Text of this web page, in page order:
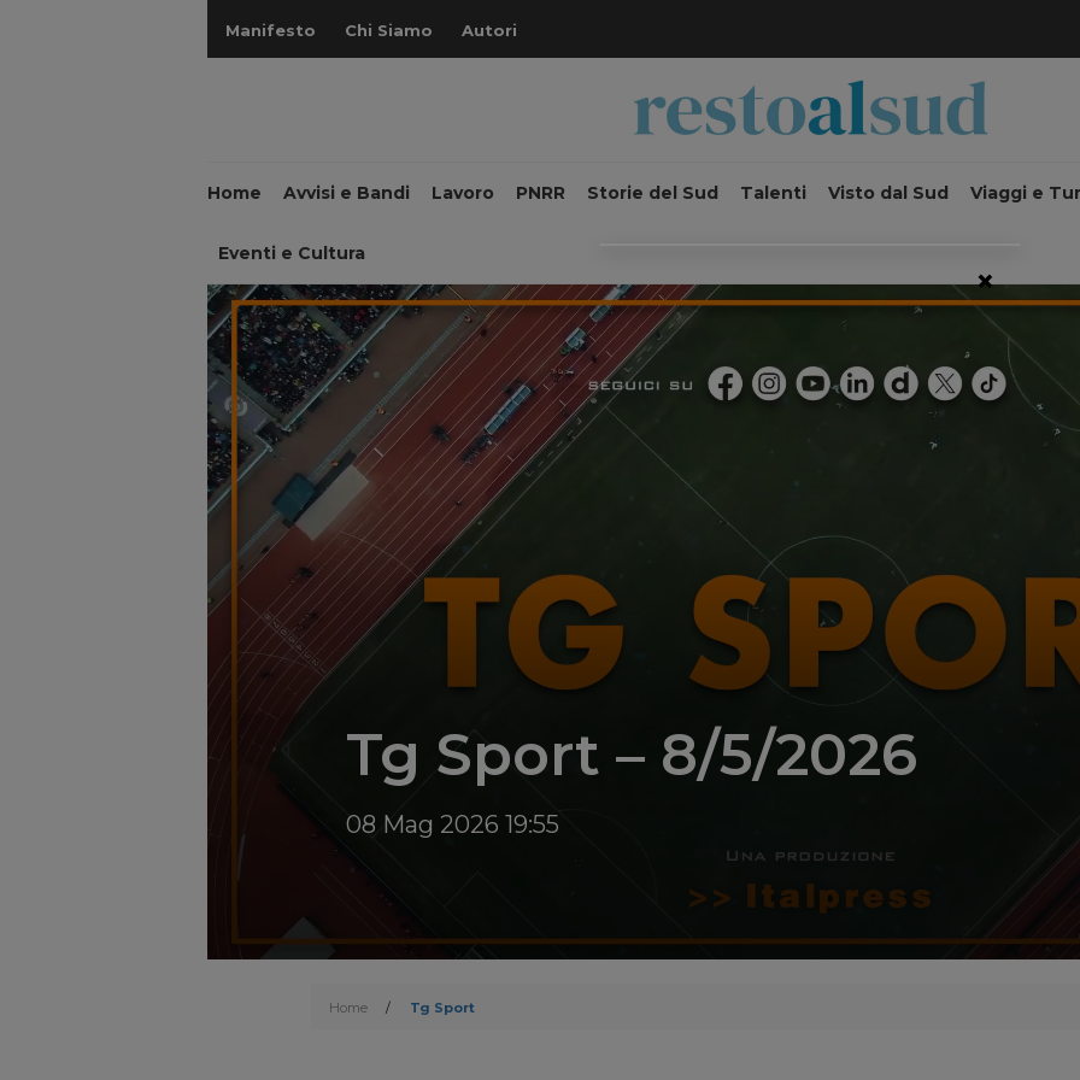
Manifesto Chi Siamo Autori
Home Avvisi e Bandi Lavoro PNRR Storie del Sud Talenti Visto dal Sud Viaggi e
Eventi e Cultura
Tg Sport – 8/5/2026
08 Mag 2026 19:55
Home / Tg Sport
×